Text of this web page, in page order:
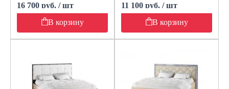
16 700 руб. / шт
В корзину
11 100 руб. / шт
В корзину